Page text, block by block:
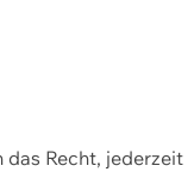
das Recht, jederzeit